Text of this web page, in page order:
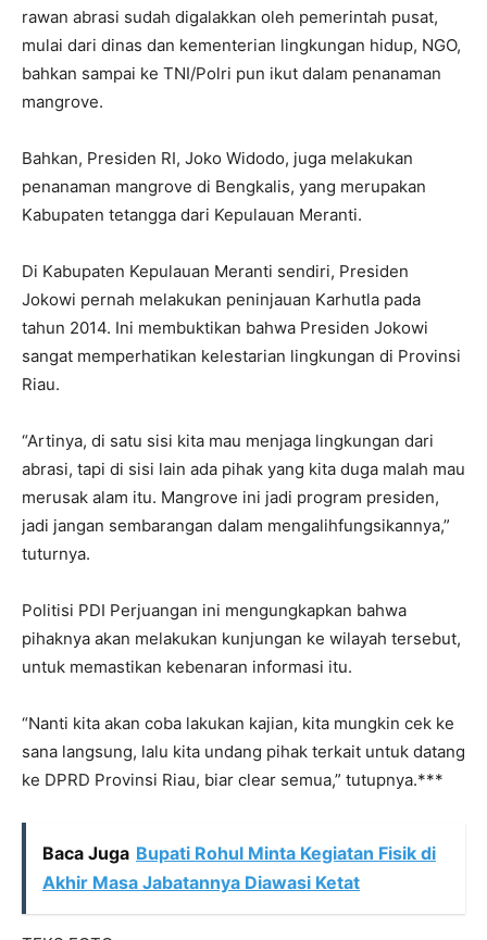
rawan abrasi sudah digalakkan oleh pemerintah pusat,
mulai dari dinas dan kementerian lingkungan hidup, NGO,
bahkan sampai ke TNI/Polri pun ikut dalam penanaman
mangrove.
Bahkan, Presiden RI, Joko Widodo, juga melakukan
penanaman mangrove di Bengkalis, yang merupakan
Kabupaten tetangga dari Kepulauan Meranti.
Di Kabupaten Kepulauan Meranti sendiri, Presiden
Jokowi pernah melakukan peninjauan Karhutla pada
tahun 2014. Ini membuktikan bahwa Presiden Jokowi
sangat memperhatikan kelestarian lingkungan di Provinsi
Riau.
“Artinya, di satu sisi kita mau menjaga lingkungan dari
abrasi, tapi di sisi lain ada pihak yang kita duga malah mau
merusak alam itu. Mangrove ini jadi program presiden,
jadi jangan sembarangan dalam mengalihfungsikannya,”
tuturnya.
Politisi PDI Perjuangan ini mengungkapkan bahwa
pihaknya akan melakukan kunjungan ke wilayah tersebut,
untuk memastikan kebenaran informasi itu.
“Nanti kita akan coba lakukan kajian, kita mungkin cek ke
sana langsung, lalu kita undang pihak terkait untuk datang
ke DPRD Provinsi Riau, biar clear semua,” tutupnya.***
Baca Juga Bupati Rohul Minta Kegiatan Fisik di
Akhir Masa Jabatannya Diawasi Ketat